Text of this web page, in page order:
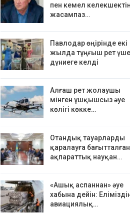
пен кемел
жасампаз…
Павлодар өңірінде екі
жылда тұңғыш рет
дүниеге келді
Алғаш рет жолаушы
мінген ұшқышсыз әуе
көлігі көкке…
Отандық тауарларды
қаралауға бағытталған
ақпараттық науқан…
«Ашық аспаннан» әуе
хабына дейін:
авиациялық…